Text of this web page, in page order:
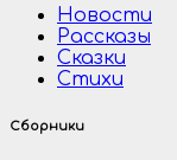
Новости
Рассказы
Сказки
Стихи
Сборники